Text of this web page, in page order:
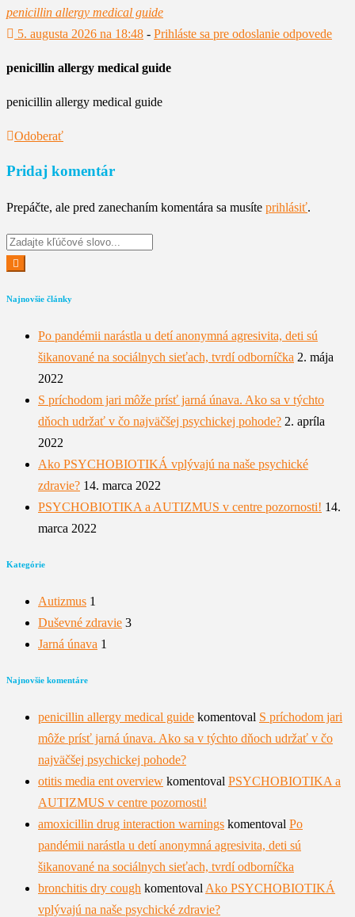
penicillin allergy medical guide
5. augusta 2026 na 18:48 - Prihláste sa pre odoslanie odpovede
penicillin allergy medical guide
penicillin allergy medical guide
Odoberať
Pridaj komentár
Prepáčte, ale pred zanechaním komentára sa musíte prihlásiť.
Najnovšie články
Po pandémii narástla u detí anonymná agresivita, deti sú
šikanované na sociálnych sieťach, tvrdí odborníčka 2. mája
2022
S príchodom jari môže prísť jarná únava. Ako sa v týchto
dňoch udržať v čo najväčšej psychickej pohode? 2. apríla
2022
Ako PSYCHOBIOTIKÁ vplývajú na naše psychické
zdravie? 14. marca 2022
PSYCHOBIOTIKA a AUTIZMUS v centre pozornosti! 14.
marca 2022
Kategórie
Autizmus 1
Duševné zdravie 3
Jarná únava 1
Najnovšie komentáre
penicillin allergy medical guide komentoval S príchodom jari
môže prísť jarná únava. Ako sa v týchto dňoch udržať v čo
najväčšej psychickej pohode?
otitis media ent overview komentoval PSYCHOBIOTIKA a
AUTIZMUS v centre pozornosti!
amoxicillin drug interaction warnings komentoval Po
pandémii narástla u detí anonymná agresivita, deti sú
šikanované na sociálnych sieťach, tvrdí odborníčka
bronchitis dry cough komentoval Ako PSYCHOBIOTIKÁ
vplývajú na naše psychické zdravie?